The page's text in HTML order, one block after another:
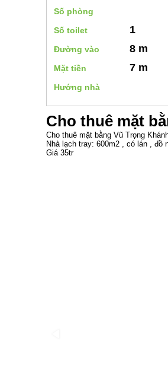
Số phòng
Số toilet
1
Đường vào 8 m
Mặt tiền 7 m
Hướng nhà
Cho thuê mặt
Cho thuê mặt bằng Vũ Trọng
Nhà lạch tray: 600m2 , có lán ,
Giá 35tr